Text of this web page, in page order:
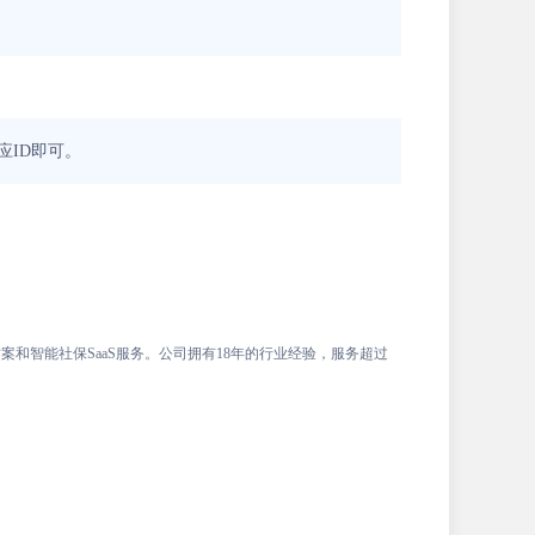
ID即可。
智能社保SaaS服务。公司拥有18年的行业经验，服务超过